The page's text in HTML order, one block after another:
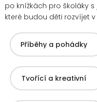
po knížkách pro školáky s
které budou děti rozvíjet
Příběhy a pohádky
Tvořící a kreativní